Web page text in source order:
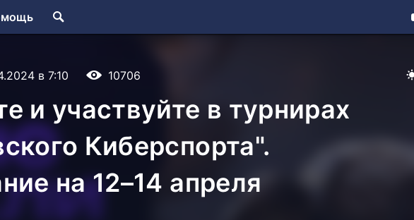
в 7:10 10706
и участвуйте в турнирах
Киберспорта".
на 12–14 апреля